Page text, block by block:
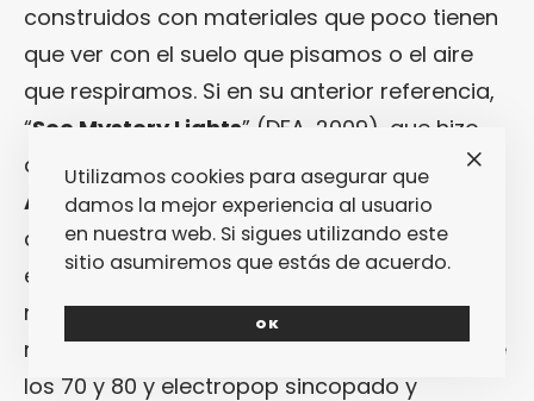
construidos con materiales que poco tienen
que ver con el suelo que pisamos o el aire
que respiramos. Si en su anterior referencia,
“See Mystery Lights” (DFA, 2009), que hizo
que el significado de su nombre (
Americans Challenging High Technology
adquiriera verdadera trascendencia, su
electrónica sci-fi discurría entre agujeros
negros, cometas refulgentes y asteroides
mezclados con bolas de neón, disco-funk de
los 70 y 80 y electropop sincopado y
Utilizamos cookies para asegurar que
damos la mejor experiencia al usuario
en nuestra web. Si sigues utilizando este
sitio asumiremos que estás de acuerdo.
OK